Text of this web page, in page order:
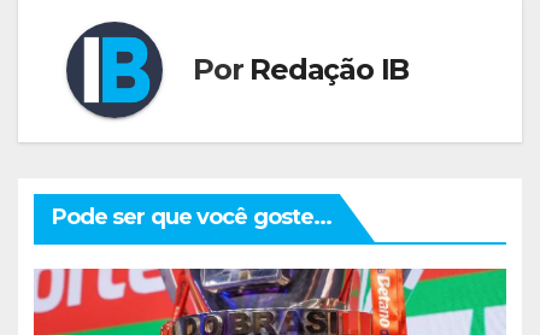
Por Redação IB
Pode ser que você goste...